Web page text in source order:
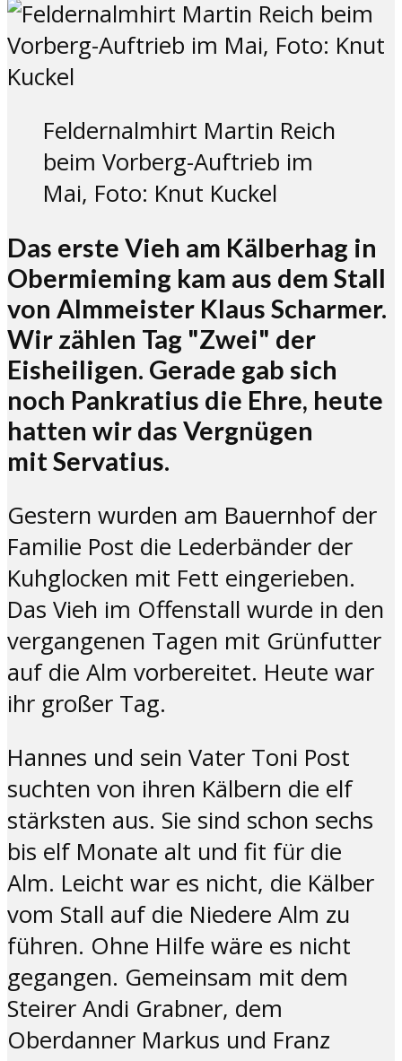
Feldernalmhirt Martin Reich
beim Vorberg-Auftrieb im
Mai, Foto: Knut Kuckel
Das erste Vieh am Kälberhag in
Obermieming kam aus dem Stall
von Almmeister Klaus Scharmer.
Wir zählen Tag "Zwei" der
Eisheiligen. Gerade gab sich
noch Pankratius die Ehre, heute
hatten wir das Vergnügen
mit Servatius.
Gestern wurden am Bauernhof der
Familie Post die Lederbänder der
Kuhglocken mit Fett eingerieben.
Das Vieh im Offenstall wurde in den
vergangenen Tagen mit Grünfutter
auf die Alm vorbereitet. Heute war
ihr großer Tag.
Hannes und sein Vater Toni Post
suchten von ihren Kälbern die elf
stärksten aus. Sie sind schon sechs
bis elf Monate alt und fit für die
Alm. Leicht war es nicht, die Kälber
vom Stall auf die Niedere Alm zu
führen. Ohne Hilfe wäre es nicht
gegangen. Gemeinsam mit dem
Steirer Andi Grabner, dem
Oberdanner Markus und Franz